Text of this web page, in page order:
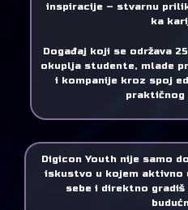
inspiracije – stvarnu
ka
Događaj koji se održava
okuplja studente, mlade
i kompanije kroz spoj
praktičnog
Digicon Youth nije samo
iskustvo u kojem aktivno
sebe i direktno